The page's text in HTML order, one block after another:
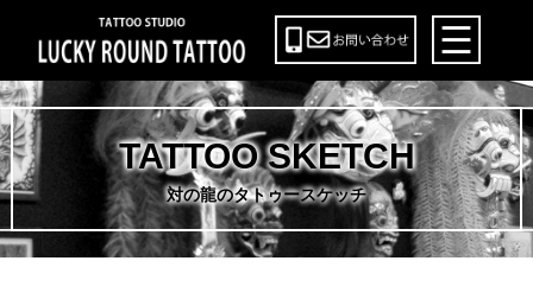
TATTOO SKETCH
対の龍のタトゥースケッチ